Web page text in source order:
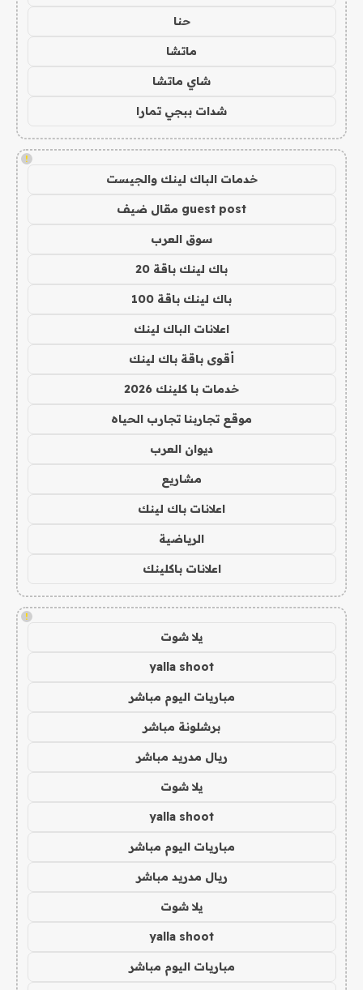
حنا
ماتشا
شاي ماتشا
شدات ببجي تمارا
!
خدمات الباك لينك والجيست
guest post مقال ضيف
سوق العرب
باك لينك باقة 20
باك لينك باقة 100
اعلانات الباك لينك
أقوى باقة باك لينك
خدمات با كلينك 2026
موقع تجاربنا تجارب الحياه
ديوان العرب
مشاريع
اعلانات باك لينك
الرياضية
اعلانات باكلينك
!
يلا شوت
yalla shoot
مباريات اليوم مباشر
برشلونة مباشر
ريال مدريد مباشر
يلا شوت
yalla shoot
مباريات اليوم مباشر
ريال مدريد مباشر
يلا شوت
yalla shoot
مباريات اليوم مباشر